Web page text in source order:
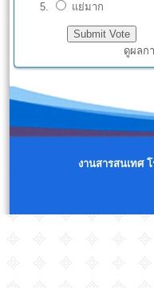
แย่มาก
ดูผลก
งานสารสนเทศ